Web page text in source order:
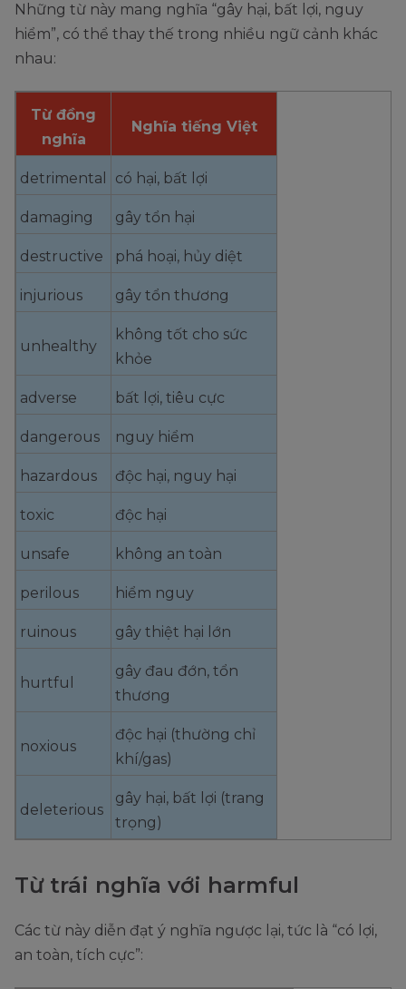
Những từ này mang nghĩa “gây hại, bất lợi, nguy
hiểm”, có thể thay thế trong nhiều ngữ cảnh khác
nhau:
Từ đồng
nghĩa
Nghĩa tiếng Việt
detrimental có hại, bất lợi
damaging gây tổn hại
destructive phá hoại, hủy diệt
injurious gây tổn thương
unhealthy
không tốt cho sức
khỏe
adverse bất lợi, tiêu cực
dangerous nguy hiểm
hazardous độc hại, nguy hại
toxic độc hại
unsafe không an toàn
perilous hiểm nguy
ruinous gây thiệt hại lớn
hurtful
gây đau đớn, tổn
thương
noxious
độc hại (thường chỉ
khí/gas)
deleterious
gây hại, bất lợi (trang
trọng)
Từ trái nghĩa với harmful
Các từ này diễn đạt ý nghĩa ngược lại, tức là “có lợi,
an toàn, tích cực”: